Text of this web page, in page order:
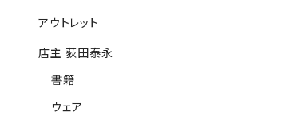
アウトレット
店主 荻田泰永
書籍
ウェア